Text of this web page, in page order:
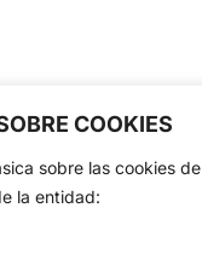
COOKIES
sobre las cookies de
la entidad: